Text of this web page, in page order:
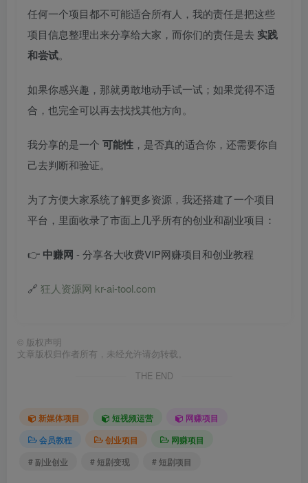
任何一个项目都不可能适合所有人，我的责任是把这些
项目信息整理出来分享给大家，而你们的责任是去 实践
和尝试。
如果你感兴趣，那就勇敢地动手试一试；如果觉得不适
合，也完全可以再去找找其他方向。
我分享的是一个 可能性 ，是否真的适合你，还需要你自
己去判断和验证。
为了方便大家系统了解更多资源，我还搭建了一个项目
平台，里面收录了市面上几乎所有的创业和副业项目：
👉 中赚网 - 分享各大收费VIP网赚项目和创业教程
🔗 狂人资源网 kr-ai-tool.com
© 版权声明
文章版权归作者所有，未经允许请勿转载。
THE END
新媒体项目 短视频运营
网赚项目
会员教程
创业项目
网赚项目
# 副业创业
# 短剧变现 # 短剧项目